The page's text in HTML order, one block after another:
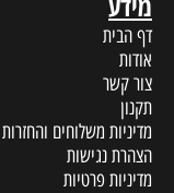
דף הבית
אודות
צור קשר
תקנון
מדיניות משלוחים והחזרות
הצהרת נגישות
מדיניות פרטיות